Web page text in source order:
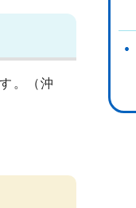
。（沖